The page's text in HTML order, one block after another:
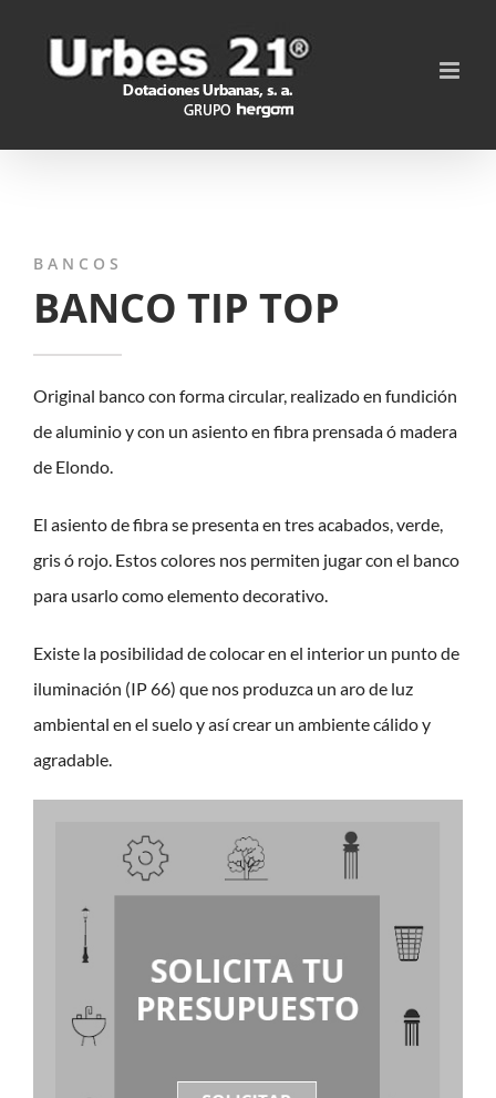
BANCO TIP TOP
BANCOS
Original banco con forma circular, realizado en fundición
de aluminio y con un asiento en fibra prensada ó madera
de Elondo.
El asiento de fibra se presenta en tres acabados, verde,
gris ó rojo. Estos colores nos permiten jugar con el banco
para usarlo como elemento decorativo.
Existe la posibilidad de colocar en el interior un punto de
iluminación (IP 66) que nos produzca un aro de luz
ambiental en el suelo y así crear un ambiente cálido y
agradable.